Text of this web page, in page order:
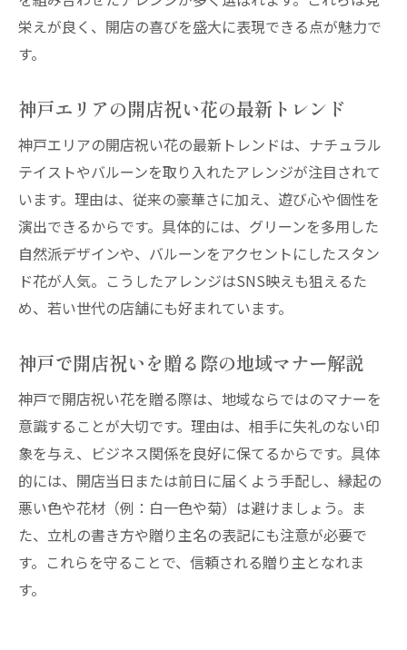
栄えが良く、開店の喜びを盛大に表現できる点が魅力で
す。
神戸エリアの開店祝い花の最新トレンド
神戸エリアの開店祝い花の最新トレンドは、ナチュラル
テイストやバルーンを取り入れたアレンジが注目されて
います。理由は、従来の豪華さに加え、遊び心や個性を
演出できるからです。具体的には、グリーンを多用した
自然派デザインや、バルーンをアクセントにしたスタン
ド花が人気。こうしたアレンジはSNS映えも狙えるた
め、若い世代の店舗にも好まれています。
神戸で開店祝いを贈る際の地域マナー解説
神戸で開店祝い花を贈る際は、地域ならではのマナーを
意識することが大切です。理由は、相手に失礼のない印
象を与え、ビジネス関係を良好に保てるからです。具体
的には、開店当日または前日に届くよう手配し、縁起の
悪い色や花材（例：白一色や菊）は避けましょう。ま
た、立札の書き方や贈り主名の表記にも注意が必要で
す。これらを守ることで、信頼される贈り主となれま
す。